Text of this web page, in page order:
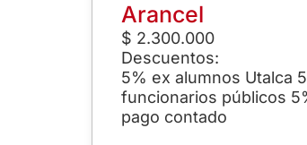
Arancel
$ 2.300.000
Descuentos:
5% ex alumnos Utalca
funcionarios públicos
pago contado